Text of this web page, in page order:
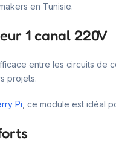
en Tunisie.
1 canal 220V
entre les circuits de
projets.
Pi , ce module est idéal